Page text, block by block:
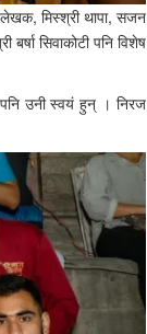
लेखक, मिस्श्री थापा, सजन
सिवाकोटी पनि विशेष
पनि उनी स्वयं हुन् । निरज